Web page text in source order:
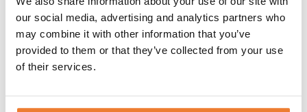
our social media, advertising and analytics partners who
may combine it with other information that you’ve
provided to them or that they’ve collected from your use
of their services.
Teema tallrik 26 cm
Art nr. 6410
kr